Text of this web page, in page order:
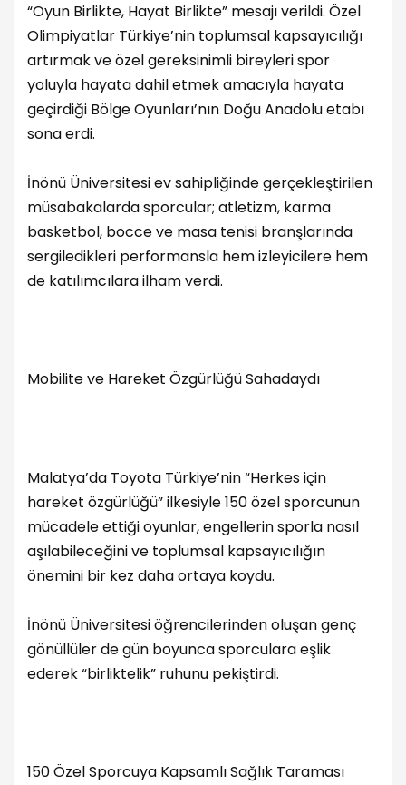
“Oyun Birlikte, Hayat Birlikte” mesajı verildi. Özel
Olimpiyatlar Türkiye’nin toplumsal kapsayıcılığı
artırmak ve özel gereksinimli bireyleri spor
yoluyla hayata dahil etmek amacıyla hayata
geçirdiği Bölge Oyunları’nın Doğu Anadolu etabı
sona erdi.
İnönü Üniversitesi ev sahipliğinde gerçekleştirilen
müsabakalarda sporcular; atletizm, karma
basketbol, bocce ve masa tenisi branşlarında
sergiledikleri performansla hem izleyicilere hem
de katılımcılara ilham verdi.
Mobilite ve Hareket Özgürlüğü Sahadaydı
Malatya’da Toyota Türkiye’nin “Herkes için
hareket özgürlüğü” ilkesiyle 150 özel sporcunun
mücadele ettiği oyunlar, engellerin sporla nasıl
aşılabileceğini ve toplumsal kapsayıcılığın
önemini bir kez daha ortaya koydu.
İnönü Üniversitesi öğrencilerinden oluşan genç
gönüllüler de gün boyunca sporculara eşlik
ederek “birliktelik” ruhunu pekiştirdi.
150 Özel Sporcuya Kapsamlı Sağlık Taraması